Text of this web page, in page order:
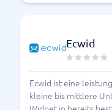
Ecwid
Ecwid ist eine
kleine bis mittlere